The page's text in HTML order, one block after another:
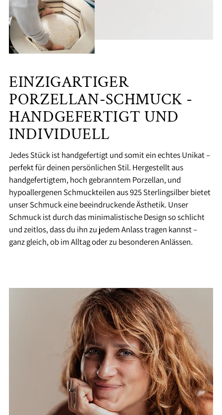
EINZIGARTIGER
PORZELLAN-SCHMUCK -
HANDGEFERTIGT UND
INDIVIDUELL
Jedes Stück ist handgefertigt und somit ein echtes Unikat –
perfekt für deinen persönlichen Stil. Hergestellt aus
handgefertigtem, hoch gebranntem Porzellan, und
hypoallergenen Schmuckteilen aus 925 Sterlingsilber bietet
unser Schmuck eine beeindruckende Ästhetik. Unser
Schmuck ist durch das minimalistische Design so schlicht
und zeitlos, dass du ihn zu jedem Anlass tragen kannst –
ganz gleich, ob im Alltag oder zu besonderen Anlässen.